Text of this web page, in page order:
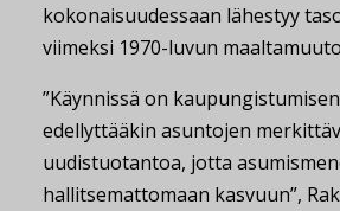
kokonaisuudessaan lähestyy
viimeksi 1970-luvun
”Käynnissä on
edellyttääkin asuntojen
uudistuotantoa, jotta
hallitsemattomaan kasvuun”,